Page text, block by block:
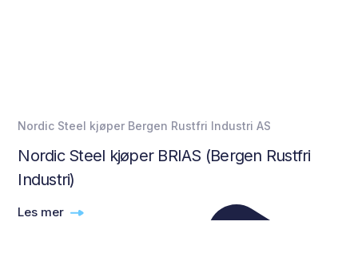
Nordic Steel kjøper Bergen Rustfri Industri AS
Nordic Steel kjøper BRIAS (Bergen Rustfri
Industri)
Les mer